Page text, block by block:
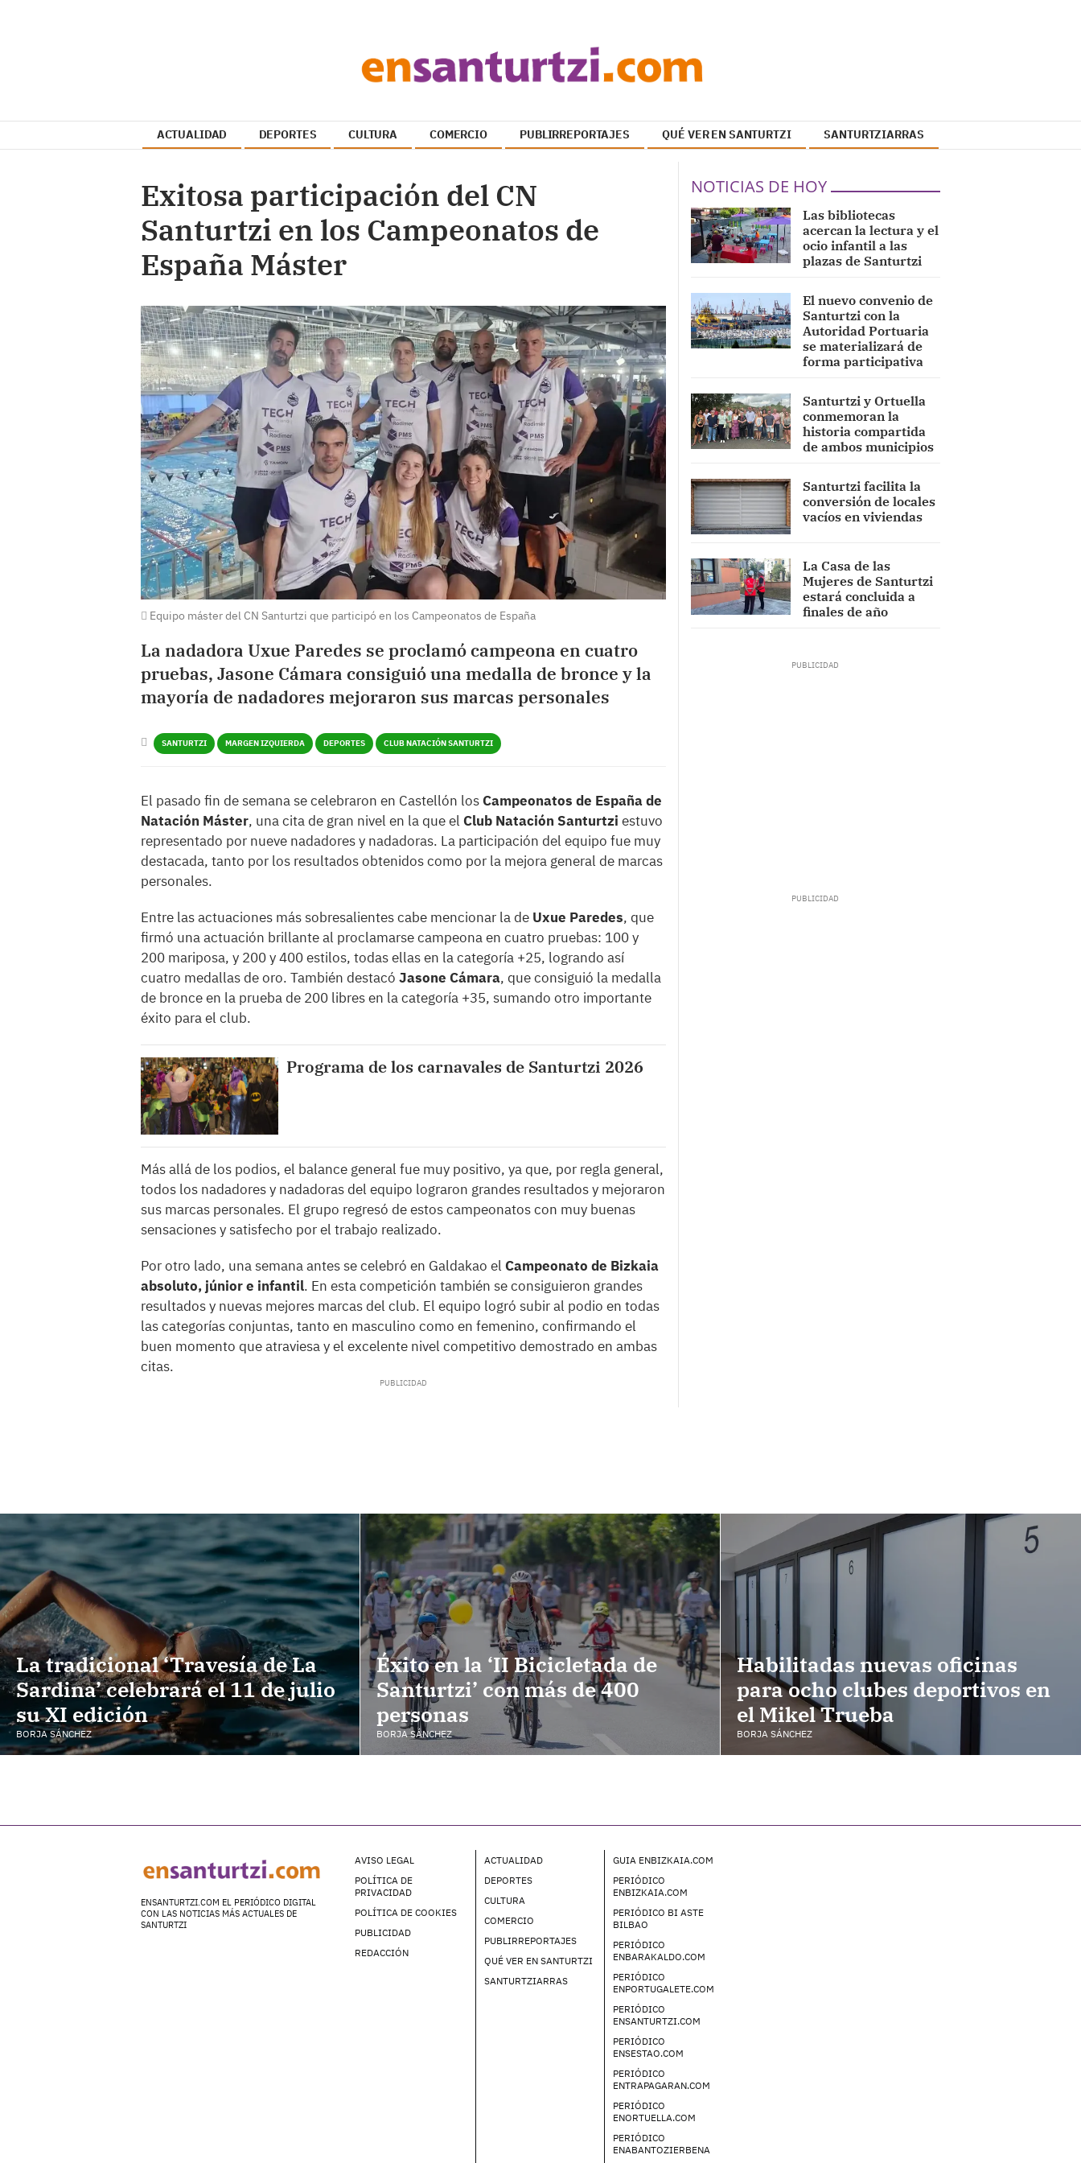
ACTUALIDAD DEPORTES CULTURA COMERCIO PUBLIRREPORTAJES QUÉ VER EN SANTURTZI SANTURTZIARRAS
Exitosa participación del CN
Santurtzi en los Campeonatos de
España Máster
Equipo máster del CN Santurtzi que participó en los Campeonatos de España
La nadadora Uxue Paredes se proclamó campeona en cuatro
pruebas, Jasone Cámara consiguió una medalla de bronce y la
mayoría de nadadores mejoraron sus marcas personales
SANTURTZI MARGEN IZQUIERDA DEPORTES CLUB NATACIÓN SANTURTZI
El pasado fin de semana se celebraron en Castellón losCampeonatos de España de
Natación Máster, una cita de gran nivel en la que el Club Natación Santurtzi estuvo
representado por nueve nadadores y nadadoras. La participación del equipo fue muy
destacada, tanto por los resultados obtenidos como por la mejora general de marcas
personales.
Entre las actuaciones más sobresalientes cabe mencionar la de Uxue Paredes, que
firmó una actuación brillante al proclamarse campeona en cuatro pruebas: 100 y
200 mariposa, y 200 y 400 estilos, todas ellas en la categoría +25, logrando así
cuatro medallas de oro. También destacó Jasone Cámara, que consiguió la medalla
de bronce en la prueba de 200 libres en la categoría +35, sumando otro importante
éxito para el club.
Programa de los carnavales de Santurtzi 2026
Más allá de los podios, el balance general fue muy positivo, ya que, por regla general,
todos los nadadores y nadadoras del equipo lograron grandes resultados y mejoraron
sus marcas personales. El grupo regresó de estos campeonatos con muy buenas
sensaciones y satisfecho por el trabajo realizado.
Por otro lado, una semana antes se celebró en Galdakao el Campeonato de Bizkaia
absoluto, júnior e infantil. En esta competición también se consiguieron grandes
resultados y nuevas mejores marcas del club. El equipo logró subir al podio en todas
las categorías conjuntas, tanto en masculino como en femenino, confirmando el
buen momento que atraviesa y el excelente nivel competitivo demostrado en ambas
citas.
NOTICIAS DE HOY
Las bibliotecas
acercan la lectura y el
ocio infantil a las
plazas de Santurtzi
El nuevo convenio de
Santurtzi con la
Autoridad Portuaria
se materializará de
forma participativa
Santurtzi y Ortuella
conmemoran la
historia compartida
de ambos municipios
Santurtzi facilita la
conversión de locales
vacíos en viviendas
La Casa de las
Mujeres de Santurtzi
estará concluida a
finales de año
La tradicional ‘Travesía de La
Sardina’ celebrará el 11 de julio
su XI edición
BORJA SÁNCHEZ
Éxito en la ‘II Bicicletada de
Santurtzi’ con más de 400
personas
BORJA SÁNCHEZ
Habilitadas nuevas oficinas
para ocho clubes deportivos en
el Mikel Trueba
BORJA SÁNCHEZ
ENSANTURTZI.COM EL PERIÓDICO DIGITAL
CON LAS NOTICIAS MÁS ACTUALES DE
SANTURTZI
AVISO LEGAL
POLÍTICA DE
PRIVACIDAD
POLÍTICA DE COOKIES
PUBLICIDAD
REDACCIÓN
ACTUALIDAD
DEPORTES
CULTURA
COMERCIO
PUBLIRREPORTAJES
QUÉ VER EN SANTURTZI
SANTURTZIARRAS
GUIA ENBIZKAIA.COM
PERIÓDICO
ENBIZKAIA.COM
PERIÓDICO BI ASTE
BILBAO
PERIÓDICO
ENBARAKALDO.COM
PERIÓDICO
ENPORTUGALETE.COM
PERIÓDICO
ENSANTURTZI.COM
PERIÓDICO
ENSESTAO.COM
PERIÓDICO
ENTRAPAGARAN.COM
PERIÓDICO
ENORTUELLA.COM
PERIÓDICO
ENABANTOZIERBENA